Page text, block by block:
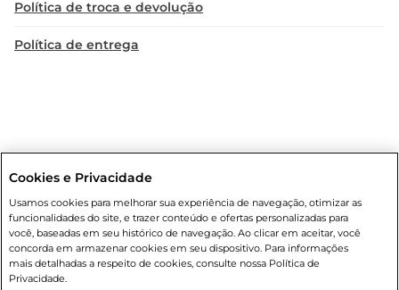
Política de troca e devolução
Política de entrega
é o do carrinho de compras. Fotos ilustrativas. Compras sujeitas a
confirmação de estoque. Compras podem ser canceladas em caso
de suspeita de fraude. A fim de garantir o acesso de um maior
número de clientes as nossas promoções, a compra de produtos
com preços promocionais poderá ter sua quantidade limitada por
cliente. Os preços, ofertas e condições são exclusivos para o e-
Cookies e Privacidade
Usamos cookies para melhorar sua experiência de navegação, otimizar as
funcionalidades do site, e trazer conteúdo e ofertas personalizadas para
você, baseadas em seu histórico de navegação. Ao clicar em aceitar, você
concorda em armazenar cookies em seu dispositivo. Para informações
mais detalhadas a respeito de cookies, consulte nossa Política de
Privacidade.